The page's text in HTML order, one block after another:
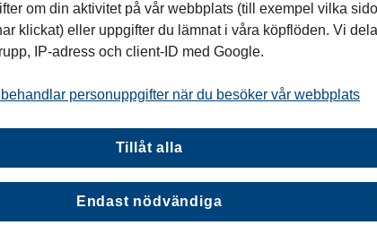
om din aktivitet på vår webbplats (till exempel vilka
klickat) eller uppgifter du lämnat i våra köpflöden. Vi
IP-adress och client-ID med Google.
personuppgifter när du besöker vår webbplats
Endast nödvändiga
Tillåt alla